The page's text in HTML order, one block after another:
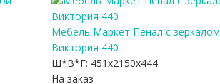
Мебель Маркет Пенал с зеркалом
Виктория 440
Ш*В*Г: 451x2150x444
На заказ